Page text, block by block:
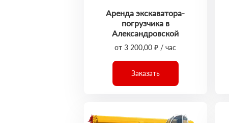
Аренда экскаватора-
погрузчика в
Александровской
от 3 200,00 ₽ / час
Заказать